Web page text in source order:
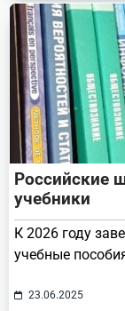
Российские
учебники
К 2026 году
учебные
23.06.2025